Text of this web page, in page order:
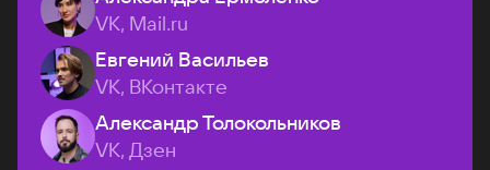
VK, Mail.ru
Евгений Васильев
VK, ВКонтакте
Александр Толокольников
VK, Дзен